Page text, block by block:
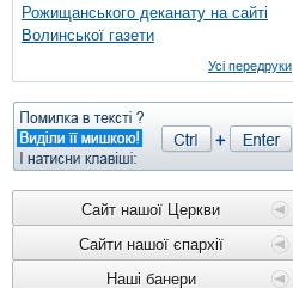
Рожищанського деканату на сайті
Волинської газети
Усі передруки
Сайт нашої Церкви
Сайти нашої єпархії
Наші банери